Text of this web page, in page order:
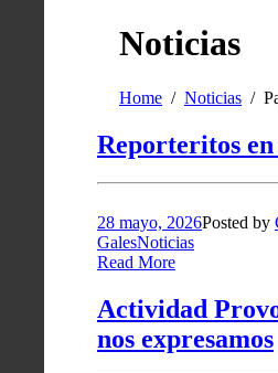
Noticias
Home Noticias
Reporteritos en
28 mayo, 2026Posted by
GalesNoticias
Read More
Actividad
nos expresamos